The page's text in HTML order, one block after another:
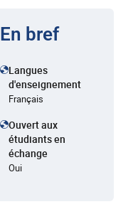
En bref
Langues
d'enseignement
Français
Ouvert aux
étudiants en
échange
Oui